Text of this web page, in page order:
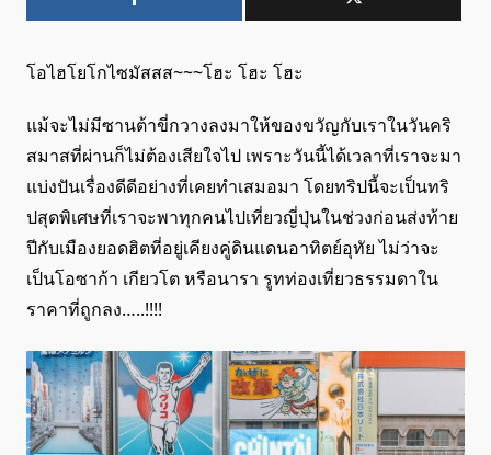
โอไฮโยโกไซมัสสส~~~โฮะ โฮะ โฮะ
แม้จะไม่มีซานต้าขี่กวางลงมาให้ของขวัญกับเราในวันคริ
สมาสที่ผ่านก็ไม่ต้องเสียใจไป เพราะวันนี้ได้เวลาที่เราจะมา
แบ่งปันเรื่องดีดีอย่างที่เคยทำเสมอมา โดยทริปนี้จะเป็นทริ
ปสุดพิเศษที่เราจะพาทุกคนไปเที่ยวญี่ปุ่นในช่วงก่อนส่งท้าย
ปีกับเมืองยอดฮิตที่อยู่เคียงคู่ดินแดนอาทิตย์อุทัย ไม่ว่าจะ
เป็นโอซาก้า เกียวโต หรือนารา รูทท่องเที่ยวธรรมดาใน
ราคาที่ถูกลง…..!!!!